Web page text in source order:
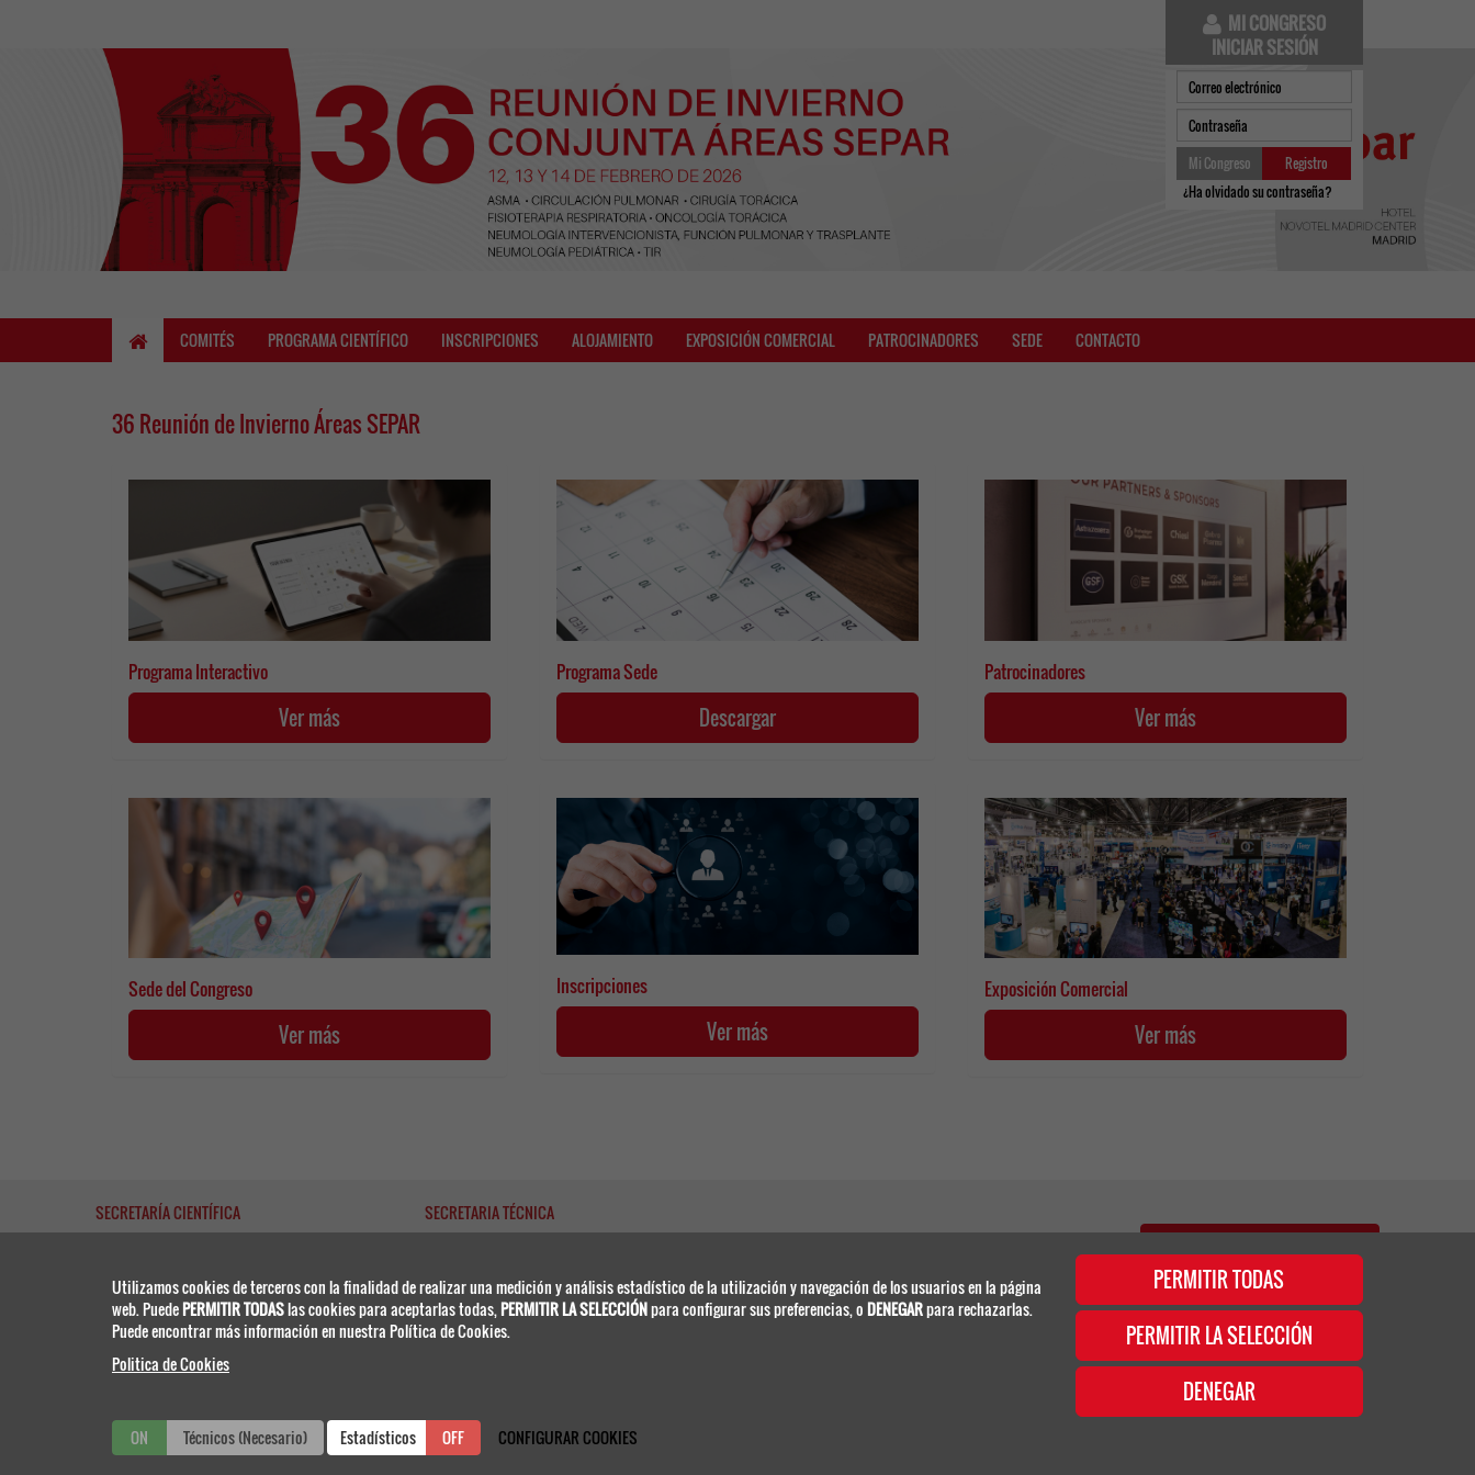
MI CONGRESO
INICIAR SESIÓN
Mi Congreso
Registro
¿Ha olvidado su contraseña?
COMITÉS PROGRAMA CIENTÍFICO INSCRIPCIONES ALOJAMIENTO EXPOSICIÓN COMERCIAL PATROCINADORES SEDE CONTACTO
36 Reunión de Invierno Áreas SEPAR
Programa Interactivo
Ver más
Programa Sede
Descargar
Patrocinadores
Ver más
Sede del Congreso
Ver más
Inscripciones
Ver más
Exposición Comercial
Ver más
SECRETARÍA CIENTÍFICA
SEPAR
www.separ.es
SECRETARIA TÉCNICA
reunionesdeinvierno.separ@viajeseci.es
REUNIONES ANTERIORES
Utilizamos cookies de terceros con la finalidad de realizar una medición y análisis estadístico de la utilización y navegación de los usuarios en la página
web. PuedePERMITIR TODASlas cookies para aceptarlas todas, PERMITIR LA SELECCIÓNpara configurar sus preferencias, o DENEGARpara rechazarlas.
Puede encontrar más información en nuestra Política de Cookies.
Politica de Cookies
ON Técnicos (Necesario) OFF
ON Estadísticos OFF CONFIGURAR COOKIES
PERMITIR TODAS
PERMITIR LA SELECCIÓN
DENEGAR